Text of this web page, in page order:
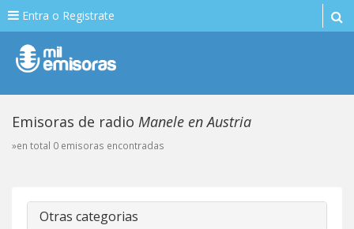
Entra o Registrate
Emisoras de radio Manele en Austria
»en total 0 emisoras encontradas
Otras categorias